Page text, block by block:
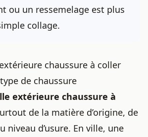
ou un ressemelage est plus
collage.
chaussure à coller
de chaussure
extérieure chaussure à
de la matière d’origine, de
niveau d’usure. En ville, une